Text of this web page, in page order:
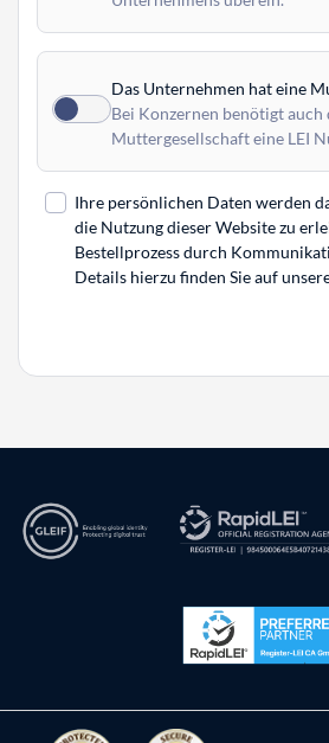
Das Unternehmen hat eine
Bei Konzernen benötigt auch
Muttergesellschaft eine LEI
Ihre persönlichen Daten werden
die Nutzung dieser Website zu
Bestellprozess durch
Details hierzu finden Sie auf